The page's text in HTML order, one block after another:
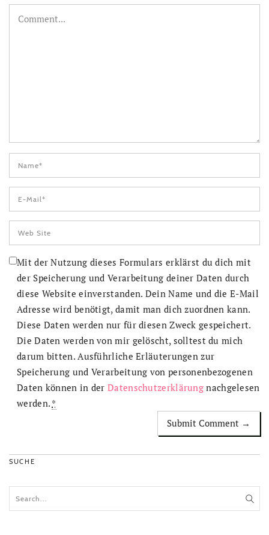
Mit der Nutzung dieses Formulars erklärst du dich mit
der Speicherung und Verarbeitung deiner Daten durch
diese Website einverstanden. Dein Name und die E-Mail
Adresse wird benötigt, damit man dich zuordnen kann.
Diese Daten werden nur für diesen Zweck gespeichert.
Die Daten werden von mir gelöscht, solltest du mich
darum bitten. Ausführliche Erläuterungen zur
Speicherung und Verarbeitung von personenbezogenen
Daten können in derDatenschutzerklärung nachgelesen
werden. *
SUCHE